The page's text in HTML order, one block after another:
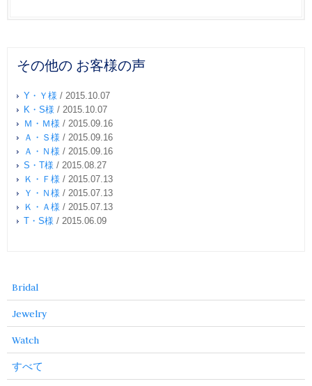
その他の お客様の声
Y・Ｙ様 / 2015.10.07
K・S様 / 2015.10.07
Ｍ・Ｍ様 / 2015.09.16
Ａ・Ｓ様 / 2015.09.16
Ａ・Ｎ様 / 2015.09.16
S・T様 / 2015.08.27
Ｋ・Ｆ様 / 2015.07.13
Ｙ・Ｎ様 / 2015.07.13
Ｋ・Ａ様 / 2015.07.13
T・S様 / 2015.06.09
Bridal
Jewelry
Watch
すべて